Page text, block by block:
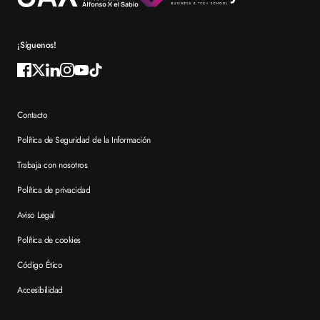
¡Síguenos!
Contacto
Política de Seguridad de la Información
Trabaja con nosotros
Política de privacidad
Aviso Legal
Política de cookies
Código Ético
Accesibilidad